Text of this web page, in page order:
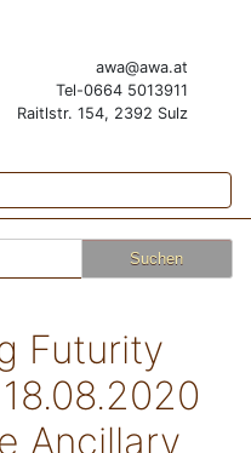
awa@awa.at
Tel-0664 5013911
Raitlstr. 154, 2392 Sulz
Futurity
Ancillary